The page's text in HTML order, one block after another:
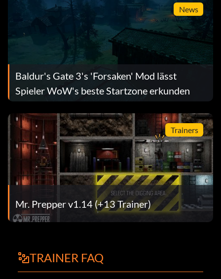
News
Baldur's Gate 3's 'Forsaken' Mod lässt
Spieler WoW's beste Startzone erkunden
Trainers
Mr. Prepper v1.14 (+13 Trainer)
TRAINER FAQ